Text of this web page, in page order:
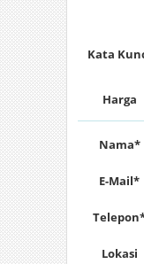
Kata
Harga
Nama*
E-Mail*
Lokasi